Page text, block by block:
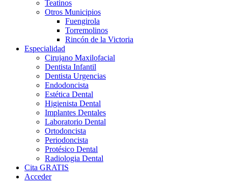
Teatinos
Otros Municipios
Fuengirola
Torremolinos
Rincón de la Victoria
Especialidad
Cirujano Maxilofacial
Dentista Infantil
Dentista Urgencias
Endodoncista
Estética Dental
Higienista Dental
Implantes Dentales
Laboratorio Dental
Ortodoncista
Periodoncista
Protésico Dental
Radiologia Dental
Cita GRATIS
Acceder